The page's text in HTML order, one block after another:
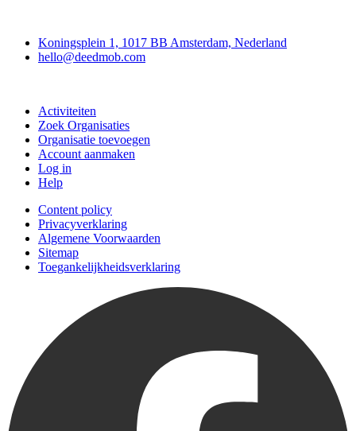
Koningsplein 1, 1017 BB Amsterdam, Nederland
hello@deedmob.com
Activiteiten
Zoek Organisaties
Organisatie toevoegen
Account aanmaken
Log in
Help
Content policy
Privacyverklaring
Algemene Voorwaarden
Sitemap
Toegankelijkheidsverklaring